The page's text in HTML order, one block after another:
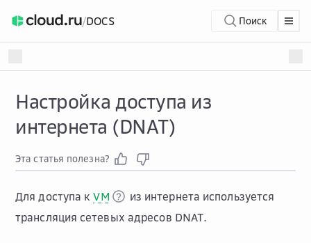
/DOCS Поиск
Настройка доступа из
интернета (DNAT)
Эта статья полезна?
Для доступа кVM
из интернета используется
трансляция сетевых адресов DNAT.